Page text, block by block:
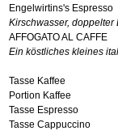
Engelwirtins's Espresso
Kirschwasser, doppelter
AFFOGATO AL CAFFE
Ein köstliches kleines
Tasse Kaffee
Portion Kaffee
Tasse Espresso
Tasse Cappuccino